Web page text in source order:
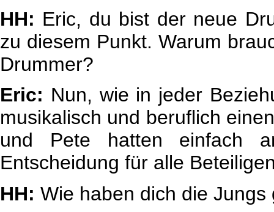
HH: Eric, du bist der neue
zu diesem Punkt. Warum
Drummer?
Eric: Nun, wie in jeder
musikalisch und beruflich
und Pete hatten einfach
Entscheidung für alle
HH: Wie haben dich die Jungs